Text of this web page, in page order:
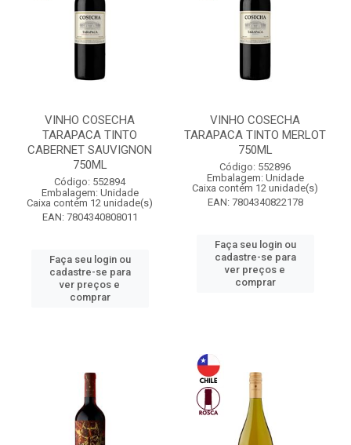
VINHO COSECHA
TARAPACA TINTO
CABERNET SAUVIGNON
750ML
Código: 552894
Embalagem: Unidade
Caixa contém 12 unidade(s)
EAN: 7804340808011
Faça seu login ou
cadastre-se para
ver preços e
comprar
VINHO COSECHA
TARAPACA TINTO MERLOT
750ML
Código: 552896
Embalagem: Unidade
Caixa contém 12 unidade(s)
EAN: 7804340822178
Faça seu login ou
cadastre-se para
ver preços e
comprar